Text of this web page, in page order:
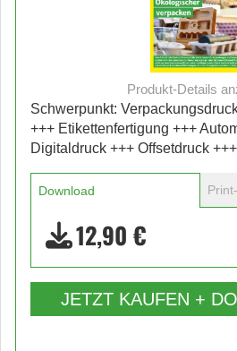
Produkt-Details
Schwerpunkt:
+++ Etikettenfertigung +++
Digitaldruck +++ Offsetdruck
Download
12,90 €
JETZT KAUFEN +